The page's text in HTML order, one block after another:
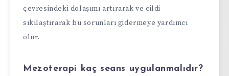
çevresindeki dolaşımı artırarak ve cildi
sıkılaştırarak bu sorunları gidermeye yardımcı
olur.
Mezoterapi kaç seans uygulanmalıdır?